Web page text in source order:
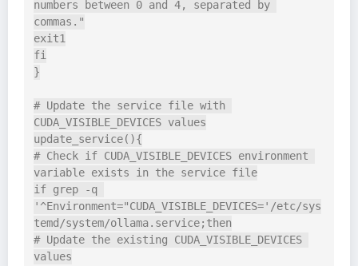
numbers between 0 and 4, separated by
commas."
exit1
fi
}
# Update the service file with
CUDA_VISIBLE_DEVICES values
update_service(){
# Check if CUDA_VISIBLE_DEVICES environment
variable exists in the service file
if grep -q
'^Environment="CUDA_VISIBLE_DEVICES='/etc/sys
temd/system/ollama.service;then
# Update the existing CUDA_VISIBLE_DEVICES
values